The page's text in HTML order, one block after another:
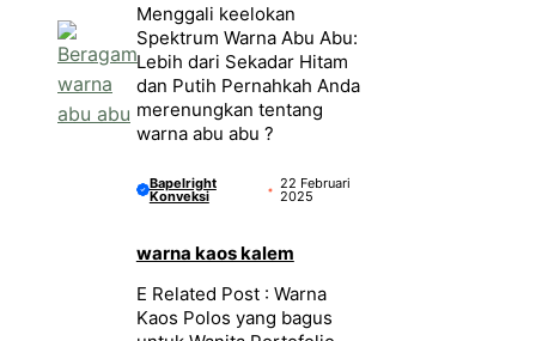
Menggali keelokan
Spektrum Warna Abu Abu:
Lebih dari Sekadar Hitam
dan Putih Pernahkah Anda
merenungkan tentang
warna abu abu ?
Bapelright
Konveksi
22 Februari
2025
warna kaos kalem
E Related Post : Warna
Kaos Polos yang bagus